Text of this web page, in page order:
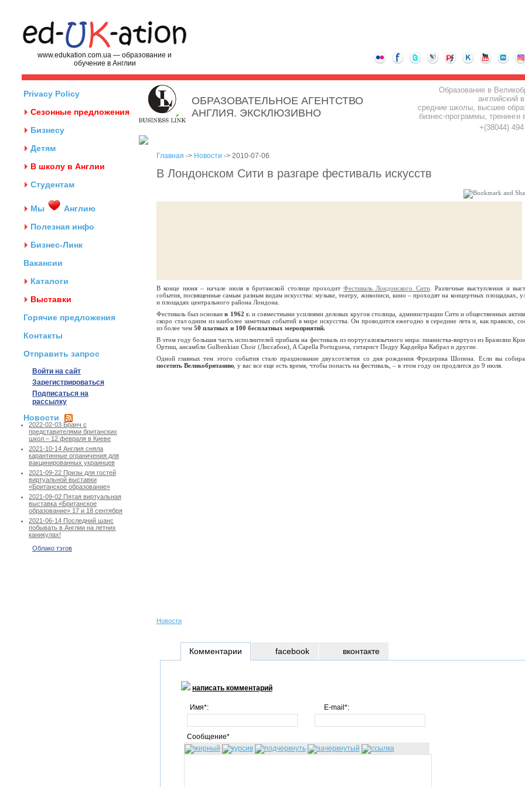
www.edukation.com.ua — образование и
обучение в Англии
Privacy Policy
Сезонные предложения
Бизнесу
Детям
В школу в Англии
Студентам
Мы
Англию
Полезная инфо
Бизнес-Линк
Вакансии
Каталоги
Выставки
Горячие предложения
Контакты
Отправить запрос
Войти на сайт
Зарегистрироваться
Подписаться на
рассылку
Новости
2022-02-03 Бранч с
представителями британских
школ – 12 февраля в Киеве
2021-10-14 Англия сняла
карантинные ограничения для
вакцинированных украинцев
2021-09-22 Призы для гостей
виртуальной выставки
«Британское образование»
2021-09-02 Пятая виртуальная
выставка «Британское
образование» 17 и 18 сентября
2021-06-14 Последний шанс
побывать в Англии на летних
каникулах!
Облако тэгов
ОБРАЗОВАТЕЛЬНОЕ АГЕНТСТВО
АНГЛИЯ. ЭКСКЛЮЗИВНО
Образование в
английский
средние школы, высшее
бизнес-программы, тренинги
+(38044)
Главная -> Новости -> 2010-07-06
В Лондонском Сити в разгаре фестиваль искусств
В конце июня – начале июля в британской столице проходитФестиваль Лондонского Сити. Различные выступления и
события, посвященные самым разным видам искусства: музыке, театру, живописи, кино – проходят на концертных площадках,
и площадях центрального района Лондона.
Фестиваль был основанв 1962 г.и совместными усилиями деловых кругов столицы, администрации Сити и общественных
скоро стал одним из наиболее заметных событий в мире искусства. Он проводится ежегодно в середине лета и, как правило,
из более чем 50 платных и 100 бесплатных мероприятий.
В этом году большая часть исполнителей прибыла на фестиваль из португалоязычного мира: пианистка-виртуоз из Бразилии
Ортиш, ансамбли Gulbenkian Choir (Лиссабон), A Capella Portuguesa, гитарист Педру Кардейра Кабрал и другие.
Одной главных тем этого события стало празднование двухсотлетия со дня рождения Фредерика Шопена. Если вы
посетить Великобританию , у вас все еще есть время, чтобы попасть на фестиваль, – в этом году он продлится до 9 июля.
Новости
Комментарии
написать комментарий
Имя*: E-mail*:
Сообщение*
facebook вконтакте